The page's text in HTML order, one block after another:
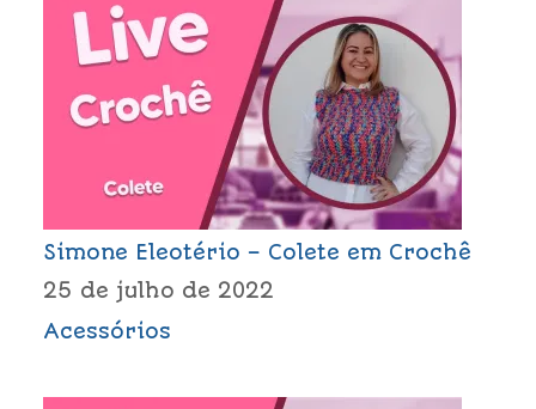
Simone Eleotério – Colete em Crochê
25 de julho de 2022
Acessórios